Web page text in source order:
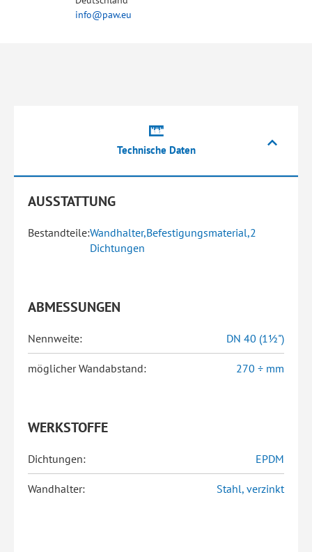
info@paw.eu
Technische Daten
AUSSTATTUNG
Bestandteile:Wandhalter,Befestigungsmaterial,2
Dichtungen
ABMESSUNGEN
Nennweite: DN 40 (1½")
möglicher Wandabstand: 270 ÷ mm
WERKSTOFFE
Dichtungen: EPDM
Wandhalter: Stahl, verzinkt